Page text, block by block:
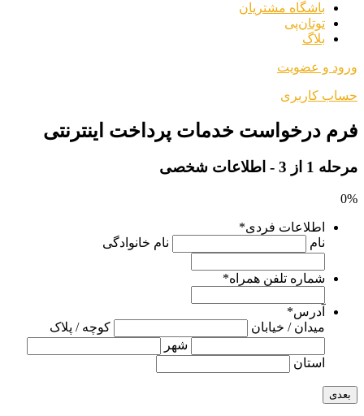
باشگاه مشتریان
توتان‌پی
بلاگ
ورود و عضویت
حساب کاربری
فرم درخواست خدمات پرداخت اینترنتی
مرحله 1 از 3 - اطلاعات شخصی
0%
اطلاعات فردی*
نام
نام خانوادگی
شماره تلفن همراه*
آدرس*
میدان / خیابان
کوچه / پلاک
شهر
استان